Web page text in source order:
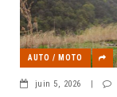
AUTO / MOTO
juin 5, 2026 |